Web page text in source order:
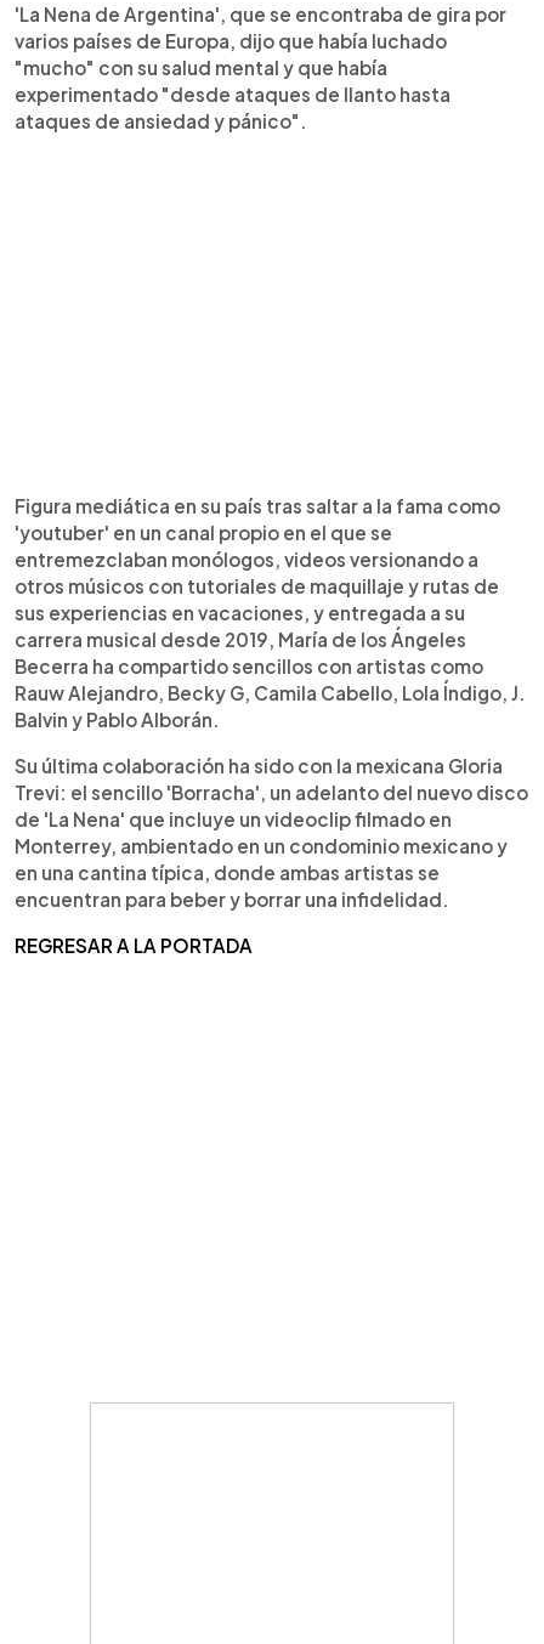
'La Nena de Argentina', que se encontraba de gira por
varios países de Europa, dijo que había luchado
"mucho" con su salud mental y que había
experimentado "desde ataques de llanto hasta
ataques de ansiedad y pánico".
Figura mediática en su país tras saltar a la fama como
'youtuber' en un canal propio en el que se
entremezclaban monólogos, videos versionando a
otros músicos con tutoriales de maquillaje y rutas de
sus experiencias en vacaciones, y entregada a su
carrera musical desde 2019, María de los Ángeles
Becerra ha compartido sencillos con artistas como
Rauw Alejandro, Becky G, Camila Cabello, Lola Índigo, J.
Balvin y Pablo Alborán.
Su última colaboración ha sido con la mexicana Gloria
Trevi: el sencillo 'Borracha', un adelanto del nuevo disco
de 'La Nena' que incluye un videoclip filmado en
Monterrey, ambientado en un condominio mexicano y
en una cantina típica, donde ambas artistas se
encuentran para beber y borrar una infidelidad.
REGRESAR A LA PORTADA